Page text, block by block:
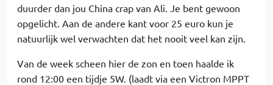
duurder dan jou China crap van Ali. Je bent gewoon
opgelicht. Aan de andere kant voor 25 euro kun je
natuurlijk wel verwachten dat het nooit veel kan zijn.
Van de week scheen hier de zon en toen haalde ik
rond 12:00 een tijdje 5W. (laadt via een Victron MPPT